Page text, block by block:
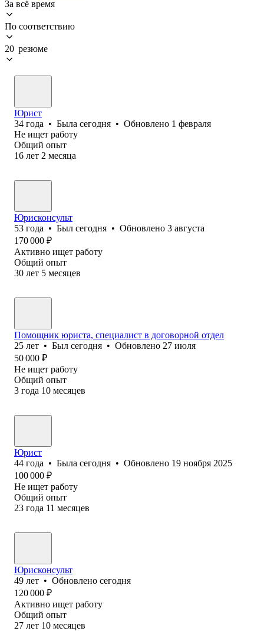
За всё время
По соответствию
20 резюме
Юрист
34 года • Была сегодня • Обновлено 1 февраля
Не ищет работу
Общий опыт
16 лет 2 месяца
Юрисконсульт
53 года • Был сегодня • Обновлено 3 августа
170 000 ₽
Активно ищет работу
Общий опыт
30 лет 5 месяцев
Помощник юриста, специалист в договорной отдел
25 лет • Был сегодня • Обновлено 27 июля
50 000 ₽
Не ищет работу
Общий опыт
3 года 10 месяцев
Юрист
44 года • Была сегодня • Обновлено 19 ноября 2025
100 000 ₽
Не ищет работу
Общий опыт
23 года 11 месяцев
Юрисконсульт
49 лет • Обновлено сегодня
120 000 ₽
Активно ищет работу
Общий опыт
27 лет 10 месяцев